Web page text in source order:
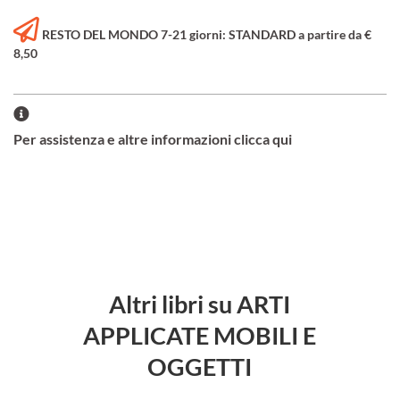
RESTO DEL MONDO 7-21 giorni: STANDARD a partire da €
8,50
Per assistenza e altre informazioni clicca qui
Altri libri su ARTI
APPLICATE MOBILI E
OGGETTI